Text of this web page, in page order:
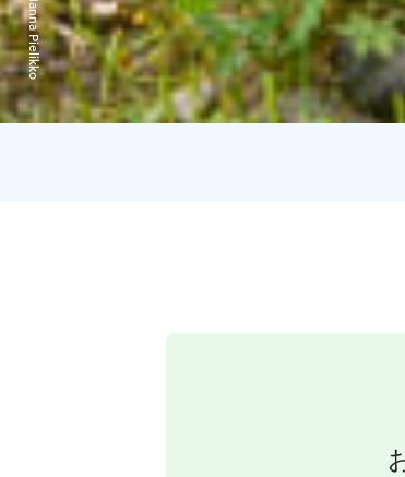
Hanna Pielikko